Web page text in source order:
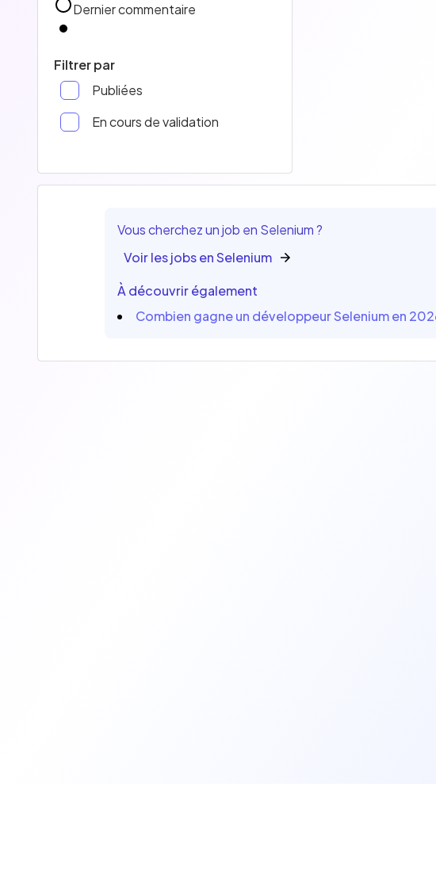
Dernier commentaire
Filtrer par
Publiées
En cours de validation
Vous cherchez un job en Selenium ?
Voir les jobs en Selenium
À découvrir également
Combien gagne un développeur Selenium en